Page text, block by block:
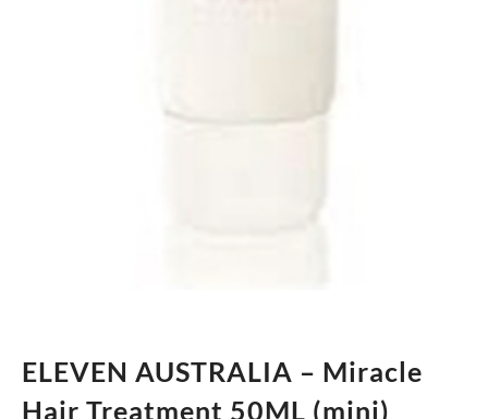
ELEVEN AUSTRALIA – Miracle
Hair Treatment 50ML (mini)